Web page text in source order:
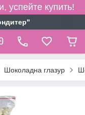
успейте купить!
Шоколадна глазур